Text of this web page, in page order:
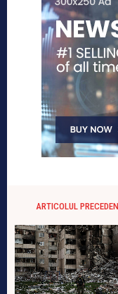
ARTICOLUL